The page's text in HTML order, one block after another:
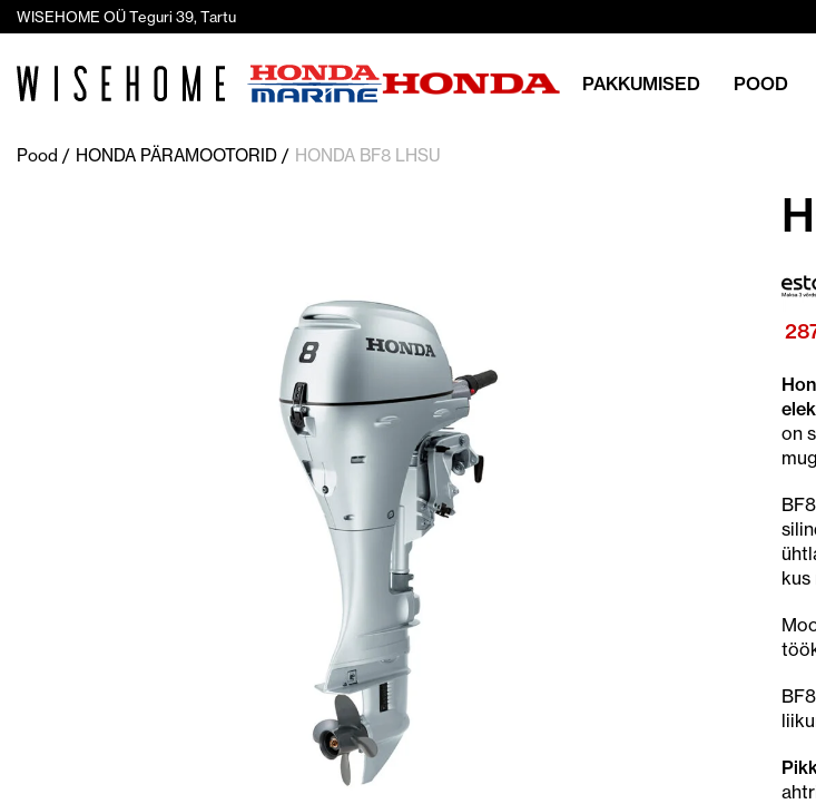
WISEHOME OÜ Teguri 39, Tartu
PAKKUMISED POOD
Pood HONDA PÄRAMOOTORID HONDA BF8 LHSU
on